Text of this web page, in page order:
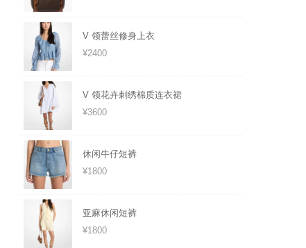
V 领蕾丝修身上衣
¥2400
V 领花卉刺绣棉质连衣裙
¥3600
休闲牛仔短裤
¥1800
亚麻休闲短裤
¥1800